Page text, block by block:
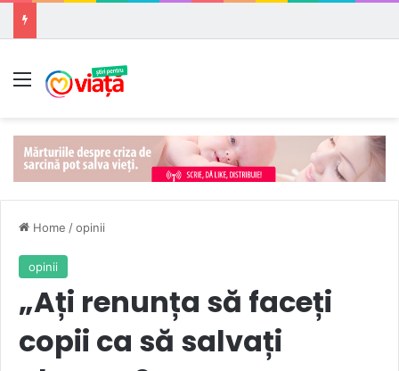
Meniu
Home /opinii
opinii
„Ați renunța să faceți
copii ca să salvați